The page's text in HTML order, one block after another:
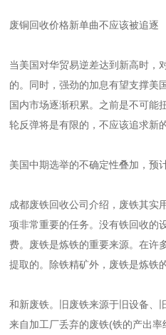
废铜回收价格新单曲不应该被追逐
当美国对华贸易逆差达到新高时，
的。同时，强劲的加息有望支撑美
国内市场逐渐积累。之前是不可能
轮反弹将是有限的，不应该追求新
美国中期选举的不确定性叠加，预
成都废铁回收公司介绍，废铁其实
项非常重要的任务。没有铁回收的
费。废铁是炼铁的重要来源。在许
提取的。除铁精矿外，废铁是炼铁
和新废铁。旧废铁来源于旧设备、
来自加工厂丢弃的废铁(铁的产出